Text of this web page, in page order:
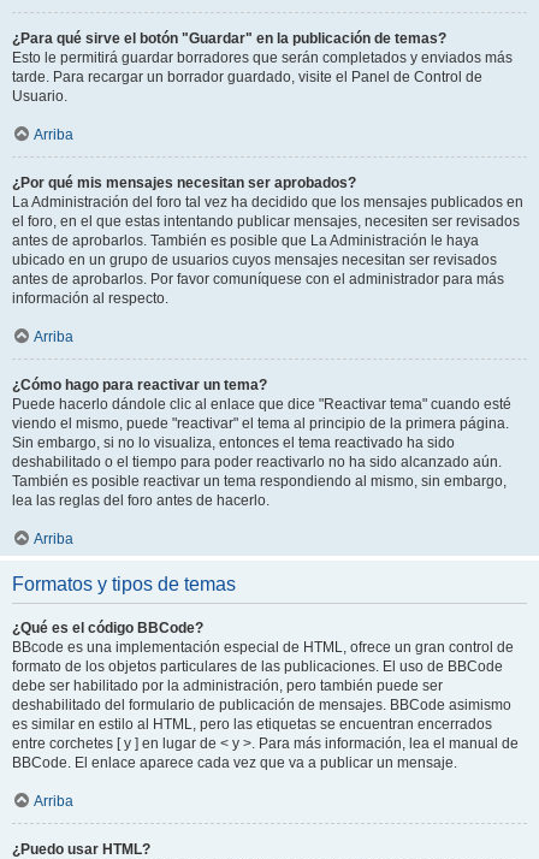
¿Para qué sirve el botón "Guardar" en la publicación de temas?
Esto le permitirá guardar borradores que serán completados y enviados más
tarde. Para recargar un borrador guardado, visite el Panel de Control de
Usuario.
Arriba
¿Por qué mis mensajes necesitan ser aprobados?
La Administración del foro tal vez ha decidido que los mensajes publicados en
el foro, en el que estas intentando publicar mensajes, necesiten ser revisados
antes de aprobarlos. También es posible que La Administración le haya
ubicado en un grupo de usuarios cuyos mensajes necesitan ser revisados
antes de aprobarlos. Por favor comuníquese con el administrador para más
información al respecto.
Arriba
¿Cómo hago para reactivar un tema?
Puede hacerlo dándole clic al enlace que dice "Reactivar tema" cuando esté
viendo el mismo, puede "reactivar" el tema al principio de la primera página.
Sin embargo, si no lo visualiza, entonces el tema reactivado ha sido
deshabilitado o el tiempo para poder reactivarlo no ha sido alcanzado aún.
También es posible reactivar un tema respondiendo al mismo, sin embargo,
lea las reglas del foro antes de hacerlo.
Arriba
Formatos y tipos de temas
¿Qué es el código BBCode?
BBcode es una implementación especial de HTML, ofrece un gran control de
formato de los objetos particulares de las publicaciones. El uso de BBCode
debe ser habilitado por la administración, pero también puede ser
deshabilitado del formulario de publicación de mensajes. BBCode asimismo
es similar en estilo al HTML, pero las etiquetas se encuentran encerrados
entre corchetes [ y ] en lugar de < y >. Para más información, lea el manual de
BBCode. El enlace aparece cada vez que va a publicar un mensaje.
Arriba
¿Puedo usar HTML?